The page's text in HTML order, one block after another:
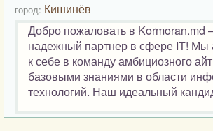
город: Кишинёв
Добро пожаловать в Kormoran.md
надежный партнер в сфере IT! Мы
к себе в команду амбициозного
базовыми знаниями в области
технологий. Наш идеальный